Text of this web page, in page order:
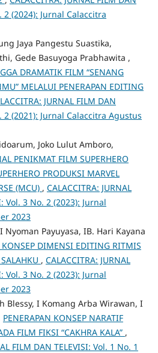
2 (2024): Jurnal Calaccitra
Jaya Pangestu Suastika,
Gede Basuyoga Prabhawita ,
DRAMATIK FILM “SENANG
MELALUI PENERAPAN EDITING
JURNAL FILM DAN
2 (2021): Jurnal Calaccitra Agustus
Joko Lulut Amboro,
PENIKMAT FILM SUPERHERO
PRODUKSI MARVEL
(MCU) , CALACCITRA: JURNAL
Vol. 3 No. 2 (2023): Jurnal
2023
Payuyasa, IB. Hari Kayana
KONSEP DIMENSI EDITING RITMIS
, CALACCITRA: JURNAL
Vol. 3 No. 2 (2023): Jurnal
2023
Blessy, I Komang Arba Wirawan, I
PENERAPAN KONSEP NARATIF
FILM FIKSI “CAKHRA KALA” ,
FILM DAN TELEVISI: Vol. 1 No. 1